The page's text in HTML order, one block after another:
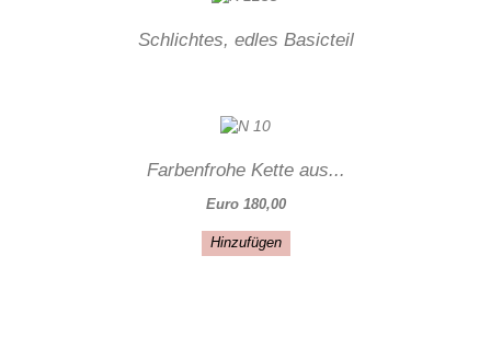
Schlichtes, edles Basicteil
Farbenfrohe Kette aus...
Euro 180,00
Hinzufügen